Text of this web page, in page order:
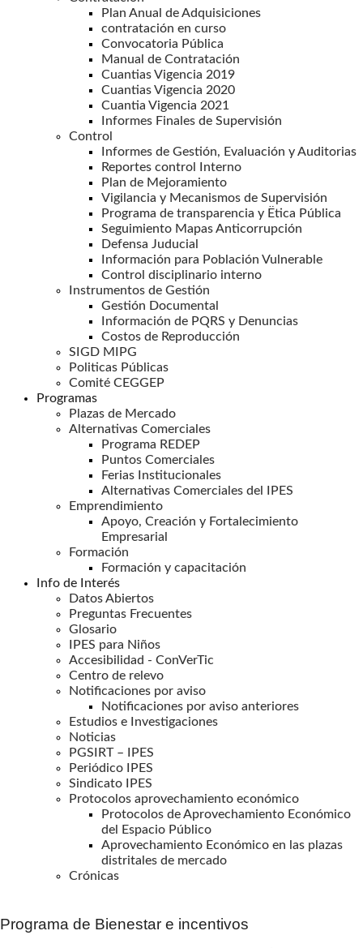
Plan Anual de Adquisiciones
contratación en curso
Convocatoria Pública
Manual de Contratación
Cuantias Vigencia 2019
Cuantias Vigencia 2020
Cuantia Vigencia 2021
Informes Finales de Supervisión
Control
Informes de Gestión, Evaluación y Auditorias
Reportes control Interno
Plan de Mejoramiento
Vigilancia y Mecanismos de Supervisión
Programa de transparencia y Ëtica Pública
Seguimiento Mapas Anticorrupción
Defensa Juducial
Información para Población Vulnerable
Control disciplinario interno
Instrumentos de Gestión
Gestión Documental
Información de PQRS y Denuncias
Costos de Reproducción
SIGD MIPG
Politicas Públicas
Comité CEGGEP
Programas
Plazas de Mercado
Alternativas Comerciales
Programa REDEP
Puntos Comerciales
Ferias Institucionales
Alternativas Comerciales del IPES
Emprendimiento
Apoyo, Creación y Fortalecimiento
Empresarial
Formación
Formación y capacitación
Info de Interés
Datos Abiertos
Preguntas Frecuentes
Glosario
IPES para Niños
Accesibilidad - ConVerTic
Centro de relevo
Notificaciones por aviso
Notificaciones por aviso anteriores
Estudios e Investigaciones
Noticias
PGSIRT – IPES
Periódico IPES
Sindicato IPES
Protocolos aprovechamiento económico
Protocolos de Aprovechamiento Económico
del Espacio Público
Aprovechamiento Económico en las plazas
distritales de mercado
Crónicas
Programa de Bienestar e incentivos